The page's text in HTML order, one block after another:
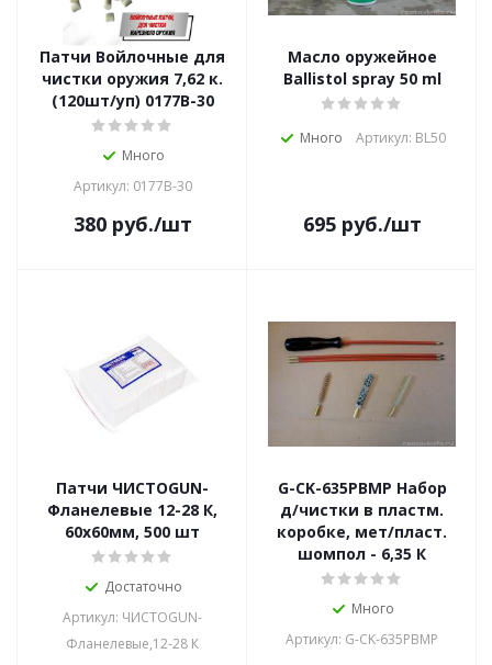
Патчи Войлочные для
чистки оружия 7,62 к.
(120шт/уп) 0177В-30
Много
Артикул: 0177В-30
380руб./шт
Масло оружейное
Ballistol spray 50 ml
Много Артикул: BL50
695руб./шт
Патчи ЧИСТОGUN-
Фланелевые 12-28 К,
60х60мм, 500 шт
Достаточно
Артикул: ЧИСТОGUN-
Фланелевые,12-28 К
G-CK-635PBMP Набор
д/чистки в пластм.
коробке, мет/пласт.
шомпол - 6,35 К
Много
Артикул: G-CK-635PBMP